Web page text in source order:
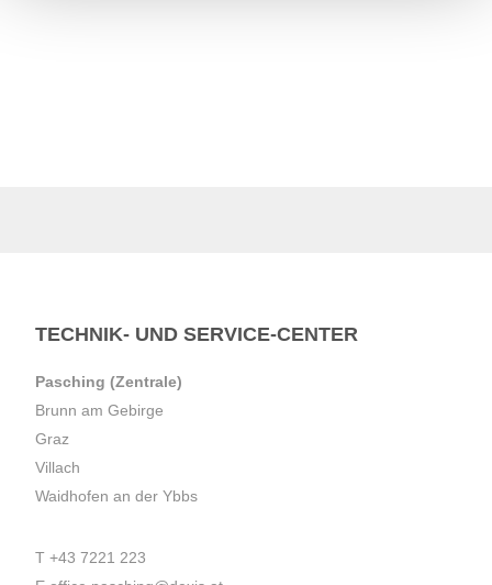
TECHNIK- UND SERVICE-CENTER
Pasching (Zentrale)
Brunn am Gebirge
Graz
Villach
Waidhofen an der Ybbs
T +43 7221 223